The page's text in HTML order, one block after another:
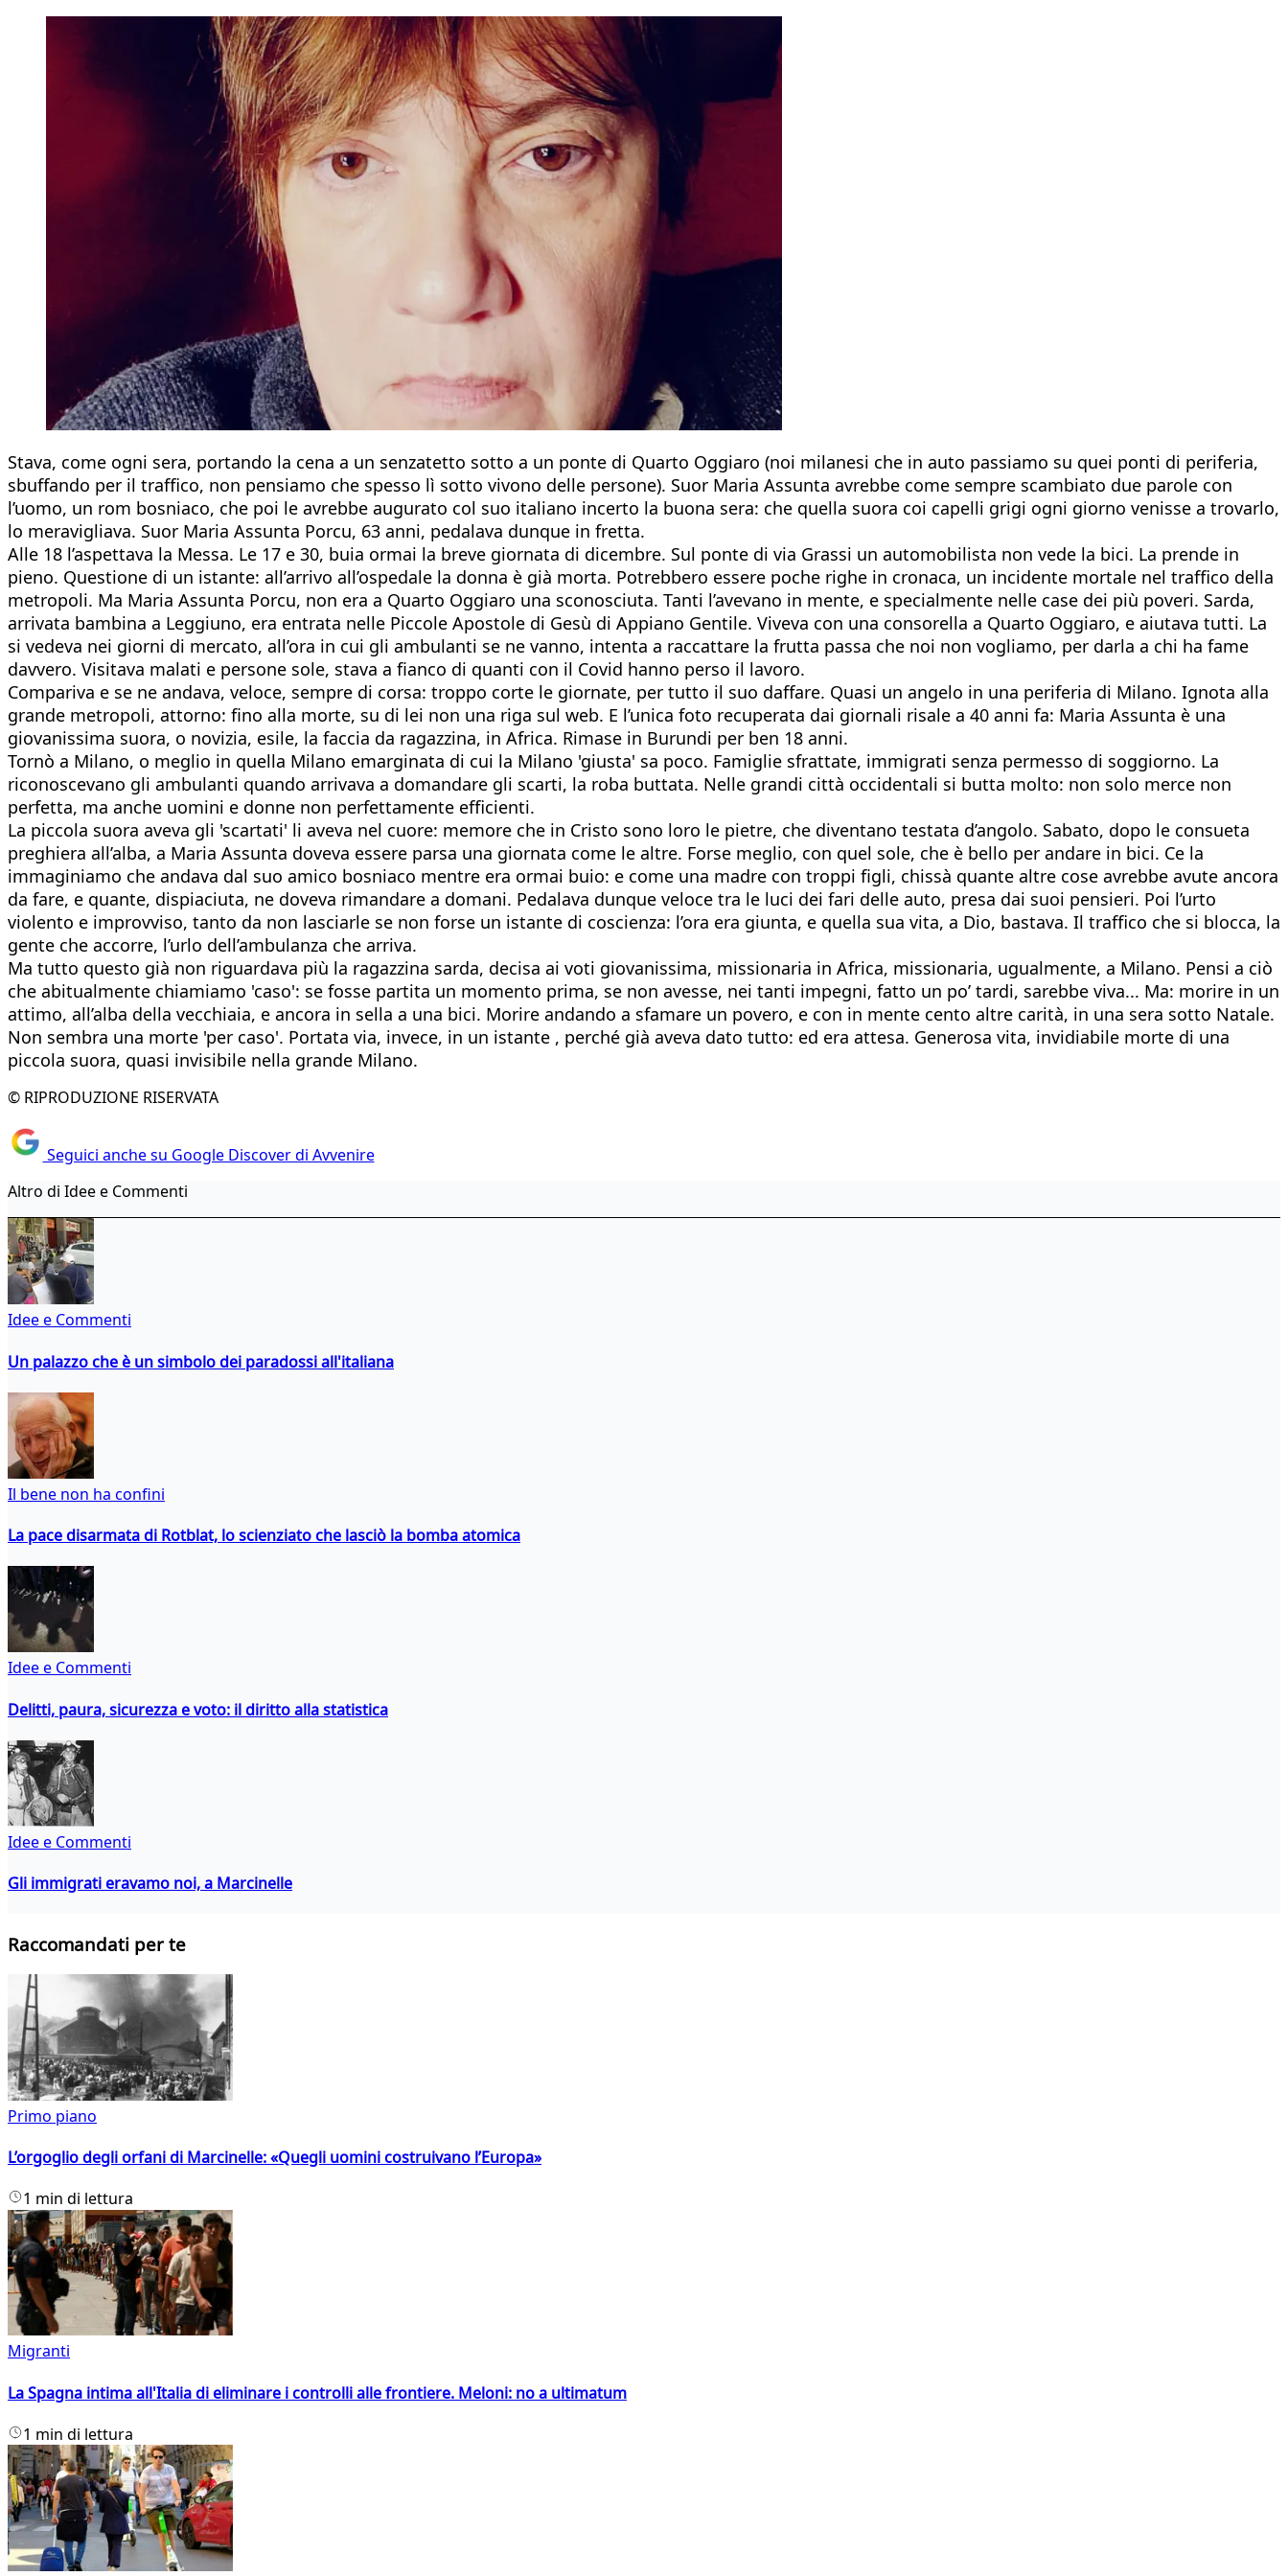
Stava, come ogni sera, portando la cena a un senzatetto sotto a un ponte di Quarto Oggiaro (noi milanesi che in auto passiamo su quei ponti di periferia,
sbuffando per il traffico, non pensiamo che spesso lì sotto vivono delle persone). Suor Maria Assunta avrebbe come sempre scambiato due parole con
l’uomo, un rom bosniaco, che poi le avrebbe augurato col suo italiano incerto la buona sera: che quella suora coi capelli grigi ogni giorno venisse a trovarlo,
lo meravigliava. Suor Maria Assunta Porcu, 63 anni, pedalava dunque in fretta.
Alle 18 l’aspettava la Messa. Le 17 e 30, buia ormai la breve giornata di dicembre. Sul ponte di via Grassi un automobilista non vede la bici. La prende in
pieno. Questione di un istante: all’arrivo all’ospedale la donna è già morta. Potrebbero essere poche righe in cronaca, un incidente mortale nel traffico della
metropoli. Ma Maria Assunta Porcu, non era a Quarto Oggiaro una sconosciuta. Tanti l’avevano in mente, e specialmente nelle case dei più poveri. Sarda,
arrivata bambina a Leggiuno, era entrata nelle Piccole Apostole di Gesù di Appiano Gentile. Viveva con una consorella a Quarto Oggiaro, e aiutava tutti. La
si vedeva nei giorni di mercato, all’ora in cui gli ambulanti se ne vanno, intenta a raccattare la frutta passa che noi non vogliamo, per darla a chi ha fame
davvero. Visitava malati e persone sole, stava a fianco di quanti con il Covid hanno perso il lavoro.
Compariva e se ne andava, veloce, sempre di corsa: troppo corte le giornate, per tutto il suo daffare. Quasi un angelo in una periferia di Milano. Ignota alla
grande metropoli, attorno: fino alla morte, su di lei non una riga sul web. E l’unica foto recuperata dai giornali risale a 40 anni fa: Maria Assunta è una
giovanissima suora, o novizia, esile, la faccia da ragazzina, in Africa. Rimase in Burundi per ben 18 anni.
Tornò a Milano, o meglio in quella Milano emarginata di cui la Milano 'giusta' sa poco. Famiglie sfrattate, immigrati senza permesso di soggiorno. La
riconoscevano gli ambulanti quando arrivava a domandare gli scarti, la roba buttata. Nelle grandi città occidentali si butta molto: non solo merce non
perfetta, ma anche uomini e donne non perfettamente efficienti.
La piccola suora aveva gli 'scartati' li aveva nel cuore: memore che in Cristo sono loro le pietre, che diventano testata d’angolo. Sabato, dopo le consueta
preghiera all’alba, a Maria Assunta doveva essere parsa una giornata come le altre. Forse meglio, con quel sole, che è bello per andare in bici. Ce la
immaginiamo che andava dal suo amico bosniaco mentre era ormai buio: e come una madre con troppi figli, chissà quante altre cose avrebbe avute ancora
da fare, e quante, dispiaciuta, ne doveva rimandare a domani. Pedalava dunque veloce tra le luci dei fari delle auto, presa dai suoi pensieri. Poi l’urto
violento e improvviso, tanto da non lasciarle se non forse un istante di coscienza: l’ora era giunta, e quella sua vita, a Dio, bastava. Il traffico che si blocca, la
gente che accorre, l’urlo dell’ambulanza che arriva.
Ma tutto questo già non riguardava più la ragazzina sarda, decisa ai voti giovanissima, missionaria in Africa, missionaria, ugualmente, a Milano. Pensi a ciò
che abitualmente chiamiamo 'caso': se fosse partita un momento prima, se non avesse, nei tanti impegni, fatto un po’ tardi, sarebbe viva... Ma: morire in un
attimo, all’alba della vecchiaia, e ancora in sella a una bici. Morire andando a sfamare un povero, e con in mente cento altre carità, in una sera sotto Natale.
Non sembra una morte 'per caso'. Portata via, invece, in un istante , perché già aveva dato tutto: ed era attesa. Generosa vita, invidiabile morte di una
piccola suora, quasi invisibile nella grande Milano.
© RIPRODUZIONE RISERVATA
Seguici anche su Google Discover di Avvenire
Altro di Idee e Commenti
Idee e Commenti
Un palazzo che è un simbolo dei paradossi all'italiana
Il bene non ha confini
La pace disarmata di Rotblat, lo scienziato che lasciò la bomba atomica
Idee e Commenti
Delitti, paura, sicurezza e voto: il diritto alla statistica
Idee e Commenti
Gli immigrati eravamo noi, a Marcinelle
Raccomandati per te
Primo piano
L’orgoglio degli orfani di Marcinelle: «Quegli uomini costruivano l’Europa»
1 min di lettura
Migranti
La Spagna intima all'Italia di eliminare i controlli alle frontiere. Meloni: no a ultimatum
1 min di lettura